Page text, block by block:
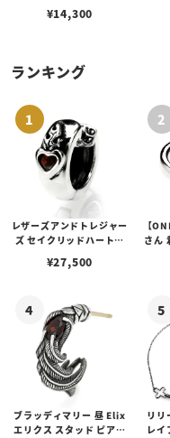
¥14,300
ランキング
レザーズアンドトレジャー
ズ セイクリッドハートピ
¥27,500
【
さん
ブラッディマリー 昼 Elix
エリクス スタッド ピアス
リリ
レイ